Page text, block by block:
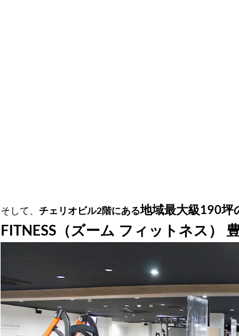
そして、 チェリオビル2階にある地域最大級190坪
FITNESS（ズーム フィットネス） 豊